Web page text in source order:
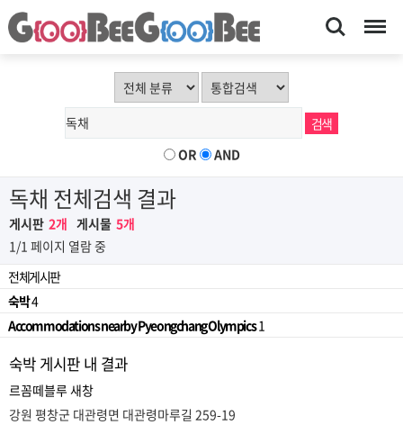
Search Menu
OR AND
독채 전체검색 결과
게시판 2개 게시물 5개
1/1 페이지 열람 중
전체게시판
숙박4
Accommodations nearby Pyeongchang Olympics1
숙박 게시판 내 결과
르꼼떼블루 새창
강원 평창군 대관령면 대관령마루길 259-19